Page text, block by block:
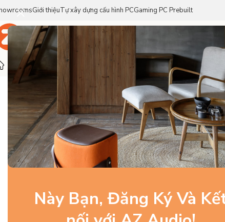
Này Bạn, Đăng Ký Và
Giới thiệuTự xây dựng cấu hình PCGaming PC Prebuilt
Trang Chủ Sản Phẩm Thương Hiệu
Trang chủ
Linh Kiện PC Gaming Card đồ họa /Gigabyte
-6%